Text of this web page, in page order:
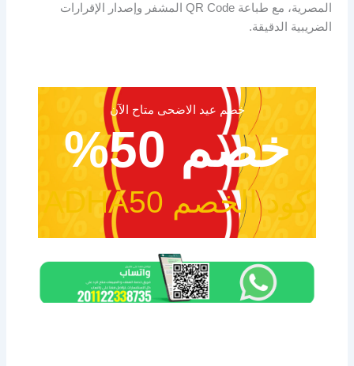
المصرية، مع طباعة QR Code المشفر وإصدار الإقرارات
الضريبية الدقيقة.
خصم عيد الاضحى متاح الآن
خصم 50%
كود الخصم ADHA50